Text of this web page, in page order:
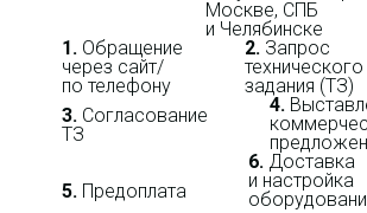
Москве, СПБ
и Челябинске
1. Обращение
через сайт/
по телефону
2. Запрос
технического
задания (ТЗ)
3. Согласование
ТЗ
4.
5. Предоплата
6. Доставка
и настройка